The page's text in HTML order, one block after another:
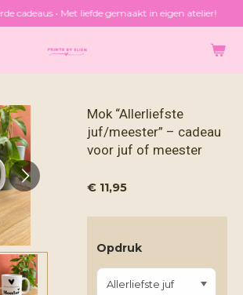
cadeaus • Met liefde gemaakt in eigen atelier!
Mok “Allerliefste
juf/meester” – cadeau
voor juf of meester
€ 11,95
Opdruk